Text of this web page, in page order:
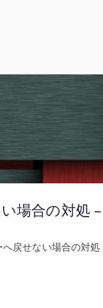
場合の対処
戻せない場合の対処